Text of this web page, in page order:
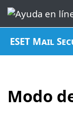
ESET Mail
Modo